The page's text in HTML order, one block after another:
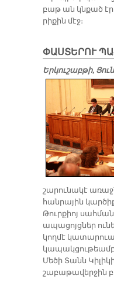
բաթ ան կնքած
րի­քին մէջ։
ՓԱՍՏԵՐՈՒ
Երկուշաբթի,
շարունակէ
հանրային
Թուրքիոյ
ապացոյցներ
կողմէ
Մեծի Տանն
շաբաթավերջին